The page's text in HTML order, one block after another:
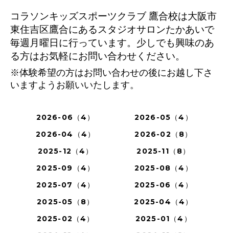
コラソンキッズスポーツクラブ 鷹合校は大阪市
東住吉区鷹合にあるスタジオサロンたかあいで
毎週月曜日に行っています。少しでも興味のあ
る方はお気軽にお問い合わせください。
※体験希望の方はお問い合わせの後にお越し下さ
いますようお願いいたします。
2026-06（4）
2026-05（4）
2026-04（4）
2026-02（8）
2025-12（4）
2025-11（8）
2025-09（4）
2025-08（4）
2025-07（4）
2025-06（4）
2025-05（8）
2025-04（4）
2025-02（4）
2025-01（4）